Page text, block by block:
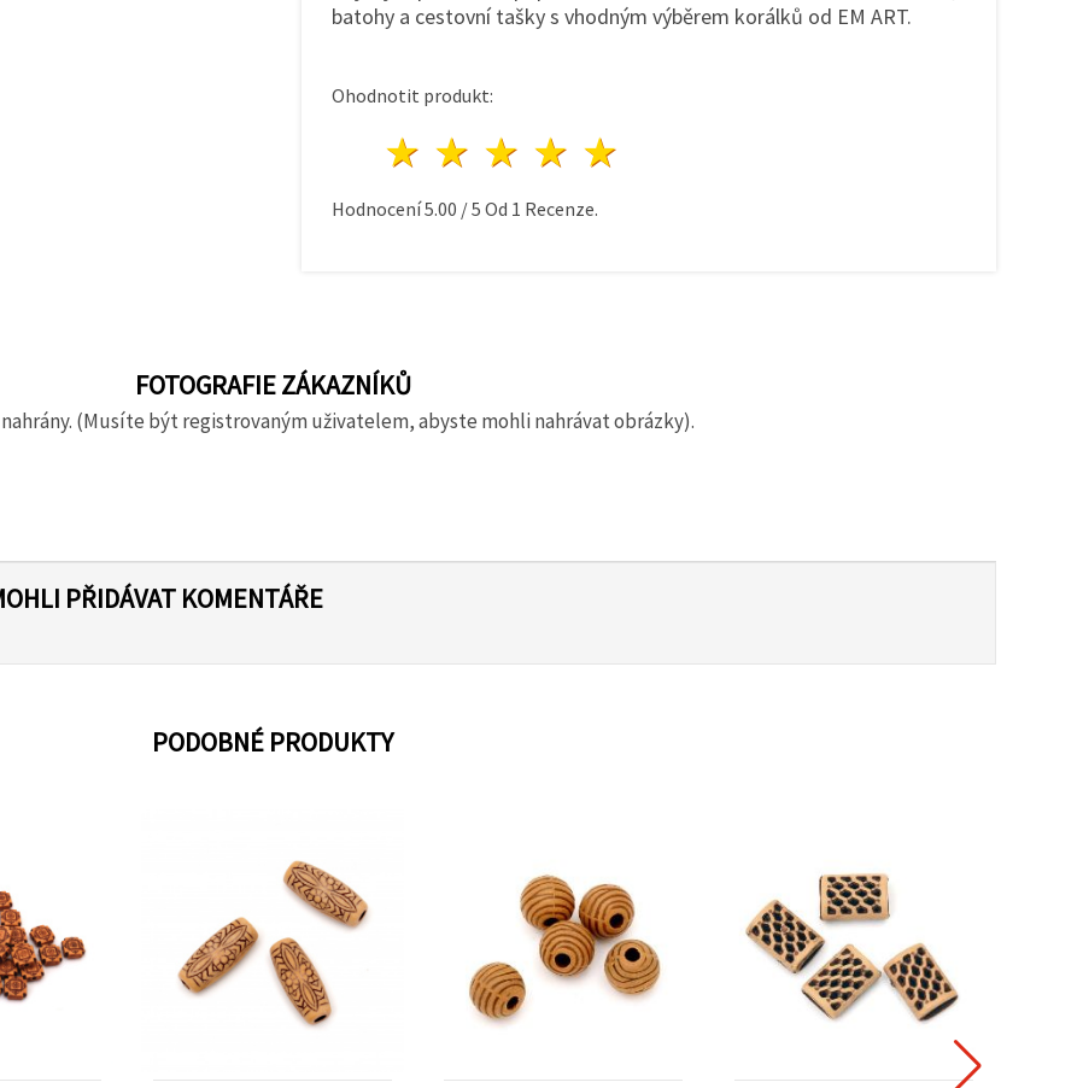
batohy a cestovní tašky s vhodným výběrem korálků od EM ART.
Ohodnotit produkt:
4 hvězdy
3 hvězdy
2 hvězdy
1 hvězda
Hodnocení5.00 /5 Od 1 Recenze.
FOTOGRAFIE ZÁKAZNÍKŮ
(Musíte být registrovaným uživatelem, abyste mohli nahrávat obrázky).
PŘIDÁVAT KOMENTÁŘE
PODOBNÉ PRODUKTY